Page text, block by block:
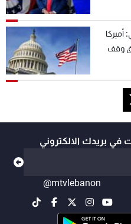
أميركا
وقف
في بريدك الالكتروني
@mtvlebanon